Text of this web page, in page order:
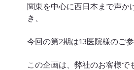
関東を中心に西日本まで声か
き、
今回の第2期は13医院様のご参
この企画は、弊社のお客様で